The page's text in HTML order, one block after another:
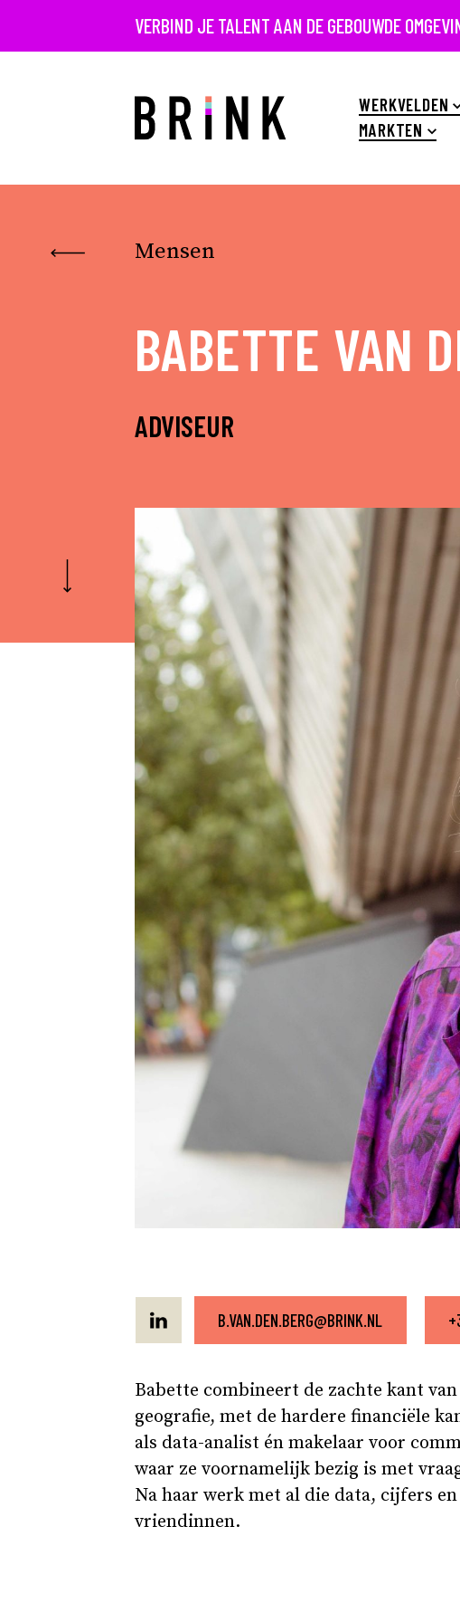
VERBIND JE TALENT AAN DE GEBOUWDE
WERKVELDEN
MARKTEN
Mensen
BABETTE VAN
ADVISEUR
B.VAN.DEN.BERG@BRINK.NL
Babette combineert de zachte kant
geografie, met de hardere financiële
als data-analist én makelaar voor
waar ze voornamelijk bezig is met
Na haar werk met al die data, cijfers
vriendinnen.